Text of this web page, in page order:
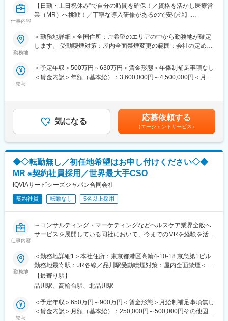
また、配属後も一人ひとりの知識とスキルレベルを上げるために
様々な研修をご用意しています。
《あなたの想いを実現する豊富なキャリアプランとサポート体
制！》
社部門（マネージャー、研修部門など）へのキャリアチェンジ」
など幅広いキャリアプランがあります。また、弊社のマネージャ
将来のキャリアに関してサポートをしていきます。
《職種に関して》
■MRとは主に医師や薬剤師等へ、担当製品の情報提供を行いま
す。担当施設の患者様に応じた情報提供や、担当製品の処方後の
情報収集を行います。
変更の範囲：会社の定める業務
仕事内容
【日勤・土日祝休み”で自分の時間を確保！／資格を活かし医療営
業（MR）へ挑戦！／丁寧な導入研修があるので安心◎】
《資格と想いがあれば活躍できる！》
「誰かのためになる仕事がしたい」「社会貢献につながる仕事を
したい」という想いがあればOK！当社には、臨床経験を活かして
ます。
これまでの経験を活かして新たなフィールドで活躍したい方を歓
■夜勤なし！日勤・土日祝休みで働き方改善・ワークライフバラン
スの両立が叶う！
■明確な評価制度あり！自身の成果や頑張りが客観的に評価され、
年収に反映されます。また、在籍年数が増えると永年勤続報奨金
や四半期一時金などの手当もアップします。つまり、やりがいや
努力がきちんと報われる報酬制度になっています。
《丁寧な研修・支援体制で成長を応援！》
入社後は2カ月間の研修制度がありますので、未経験の方も安心し
てご応募ください！同期社員と一緒に集中的に研修を行い、その
また、配属後も一人ひとりの知識とスキルレベルを上げるために
様々な研修をご用意しています。
《あなたの想いを実現する豊富なキャリアプランとサポート体
制！》
志向性やその時の環境に応じてや「１つの領域で専門性を高め
る」「幅広い疾患をカバーできるオールラウンダーになる」「本
社部門（マネージャー、研修部門など）へのキャリアチェンジ」
など幅広いキャリアプランがあります。また、弊社のマネージャ
ーのほとんどは、MRからキャリアをチェンジしているメンバーで
勤務地
＜勤務地詳細＞全国住所：ご希望のエリアの中から勤務地が確定
します。 受動喫煙対策：屋内全面禁煙変更の範囲：会社の定める
給与
＜予定年収＞500万円～630万円＜賃金形態＞年俸制補足事項なし
＜賃金内訳＞年額（基本給）：3,600,000円～4,500,000円＜月額
四半期一時金：10万円（四半期に1回、10万円程度支給）※ただし
支給条件有。他、永続勤務報奨金（3年勤務5万円支給、5年勤務
10万円…）ございます。賃金はあくまでも目安の金額であり、選
考を通じて上下する可能性があります。月給(月額)は固定手当を含
めた表記です。
気になる 応募依頼する
（エージェントサービス）
◆◇転勤無し／初任地希望はお申し付けください◇◆
MR ※契約社員採用／世界最大手CSO
IQVIAサービシーズジャパン合同会社
契約社員 転勤なし 5名以上採用
仕事内容
～コンサルティング・マーケティングなどヘルスケア業界全般へ
サービスを展開している同社において、今までのMRを経験を活か
■具体的な業務詳細：これまでのMRとしての実績、経験をもと
に、同社のコントラクトMRとしてクライアントのビジネスに貢献
いただきます。
・現在MRは正社員採用を積極的に行っておりますが、ご転勤が難
しい方に向けて、契約社員採用も実施しております
・担当エリア内での訪問医療施設のターゲティング、担当医療施
設への訪問計画作成、担当医療施設への訪問、医療従事者とのリ
勤務地
＜勤務地詳細1＞本社住所：東京都港区高輪4-10-18 京急第1ビル
勤務地最寄駅：JR各線／品川駅受動喫煙対策：屋内全面禁煙＜勤
務地詳細2＞全国住所：全国 ※希望勤務地はアドバイザーにお伝
えください。 受動喫煙対策：屋内全面禁煙変更の範囲：会社の定
【最寄り駅】
品川駅、高輪台駅、北品川駅
給与
＜予定年収＞650万円～900万円＜賃金形態＞月給制補足事項無し
＜賃金内訳＞月額（基本給）：250,000円～500,000円その他固定